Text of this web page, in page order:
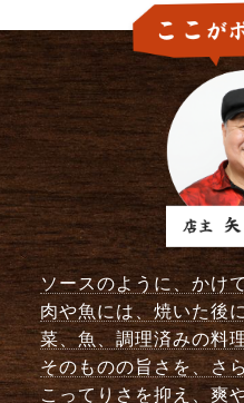
ソースのように、かけ
肉や魚には、焼いた後
菜、魚、調理済みの料
そのものの旨さを、さ
こってりさを抑え、爽